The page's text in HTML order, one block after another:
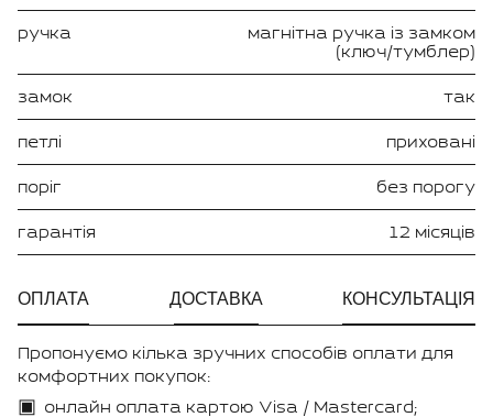
ручка
магнітна ручка із замком
(ключ/тумблер)
замок так
петлі приховані
поріг без порогу
гарантія 12 місяців
ОПЛАТА ДОСТАВКА КОНСУЛЬТАЦІЯ
Пропонуємо кілька зручних способів оплати для
комфортних покупок:
онлайн оплата картою Visa / Mastercard;